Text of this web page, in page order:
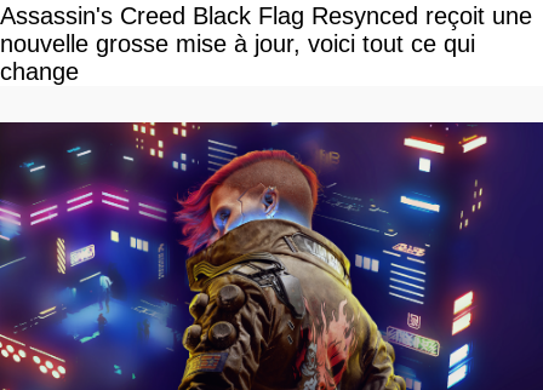
Assassin's Creed Black Flag Resynced reçoit une
nouvelle grosse mise à jour, voici tout ce qui
change